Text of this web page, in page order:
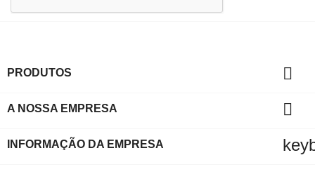
PRODUTOS 
A NOSSA EMPRESA 
INFORMAÇÃO DA EMPRESA